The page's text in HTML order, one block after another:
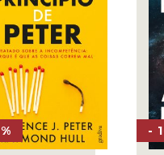
-